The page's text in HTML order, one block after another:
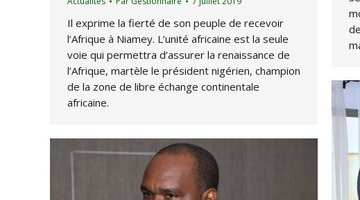
Il exprime la fierté de son peuple de recevoir
l’Afrique à Niamey. L’unité africaine est la seule
voie qui permettra d’assurer la renaissance de
l’Afrique, martèle le président nigérien, champion
de la zone de libre échange continentale
africaine.